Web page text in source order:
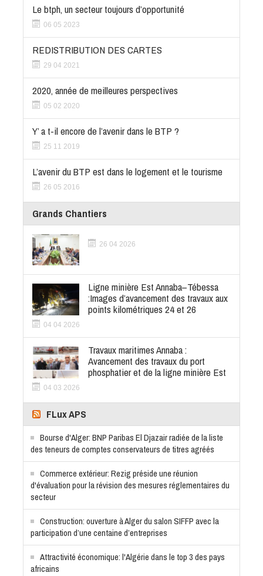
Le btph, un secteur toujours d’opportunité
06 05 2023
REDISTRIBUTION DES CARTES
29 04 2021
2020, année de meilleures perspectives
05 02 2020
Y’ a t-il encore de l’avenir dans le BTP ?
25 11 2019
L’avenir du BTP est dans le logement et le tourisme
26 05 2016
Grands Chantiers
26 04 2026
Ligne minière Est Annaba–Tébessa
:Images d’avancement des travaux aux
points kilométriques 24 et 26
04 04 2026
Travaux maritimes Annaba :
Avancement des travaux du port
phosphatier et de la ligne minière Est
04 03 2026
FLux APS
Bourse d'Alger: BNP Paribas El Djazair radiée de la liste
des teneurs de comptes conservateurs de titres agréés
Commerce extérieur: Rezig préside une réunion
d'évaluation pour la révision des mesures réglementaires du
secteur
Construction: ouverture à Alger du salon SIFFP avec la
participation d’une centaine d’entreprises
Attractivité économique: l'Algérie dans le top 3 des pays
africains